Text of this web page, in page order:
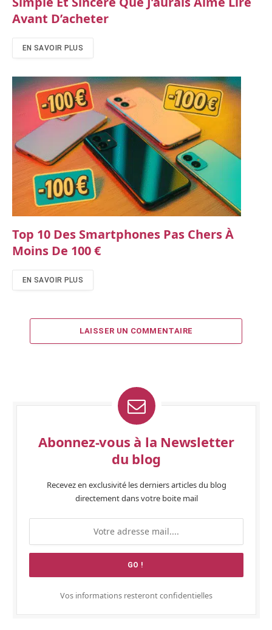
Avant D’acheter
EN SAVOIR PLUS
Top 10 Des Smartphones Pas Chers À
Moins De 100 €
EN SAVOIR PLUS
LAISSER UN COMMENTAIRE
Abonnez-vous à la Newsletter
du blog
Recevez en exclusivité les derniers articles du blog
directement dans votre boite mail
Vos informations resteront confidentielles